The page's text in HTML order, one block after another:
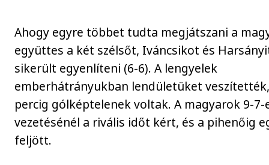
Ahogy egyre többet tudta megjátszani a
együttes a két szélsőt, Iváncsikot és
sikerült egyenlíteni (6-6). A lengyelek
emberhátrányukban lendületüket
percig gólképtelenek voltak. A magyarok 9-7-
vezetésénél a rivális időt kért, és a pihenőig
feljött.